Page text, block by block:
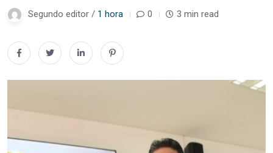
Segundo editor / 1 hora 0 3 min read